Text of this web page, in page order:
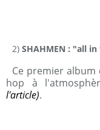
2) SHAHMEN : "all
Ce premier
hop à
l'article).